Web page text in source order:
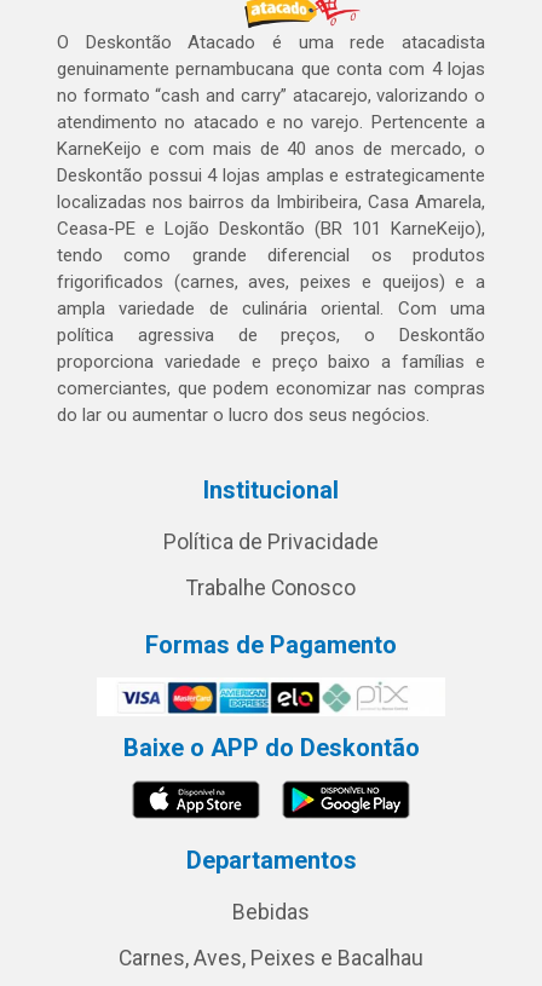
O Deskontão Atacado é uma rede atacadista
genuinamente pernambucana que conta com 4 lojas
no formato “cash and carry” atacarejo, valorizando o
atendimento no atacado e no varejo. Pertencente a
KarneKeijo e com mais de 40 anos de mercado, o
Deskontão possui 4 lojas amplas e estrategicamente
localizadas nos bairros da Imbiribeira, Casa Amarela,
Ceasa-PE e Lojão Deskontão (BR 101 KarneKeijo),
tendo como grande diferencial os produtos
frigorificados (carnes, aves, peixes e queijos) e a
ampla variedade de culinária oriental. Com uma
política agressiva de preços, o Deskontão
proporciona variedade e preço baixo a famílias e
comerciantes, que podem economizar nas compras
do lar ou aumentar o lucro dos seus negócios.
Institucional
Política de Privacidade
Trabalhe Conosco
Formas de Pagamento
Baixe o APP do Deskontão
Departamentos
Bebidas
Carnes, Aves, Peixes e Bacalhau